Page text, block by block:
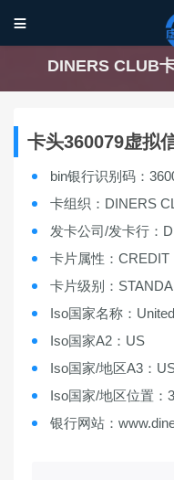

DINERS CLUB
卡头360079虚拟
bin银行识别码：
卡组织：DINERS
发卡公司/发卡行：
卡片属性：CREDIT
卡片级别：
Iso国家名称：
Iso国家A2：US
Iso国家/地区A3：
Iso国家/地区位置：
银行网站：